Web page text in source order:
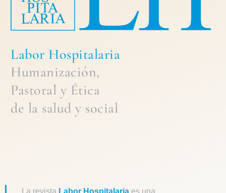
Labor Hospitalaria
Humanización,
Pastoral y Ética
de la salud y social
La revista Labor Hospitalaria es una